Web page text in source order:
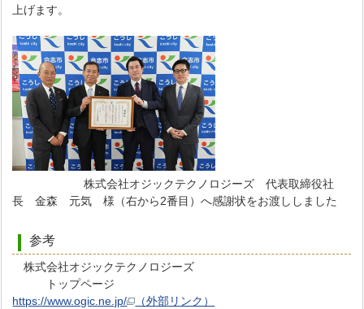
上げます。
株式会社オジックテクノロジーズ 代表取締役社
長 金森 元気 様（右から2番目）へ感謝状をお渡ししました
参考
株式会社オジックテクノロジーズ
トップページ
https://www.ogic.ne.jp/
（外部リンク）